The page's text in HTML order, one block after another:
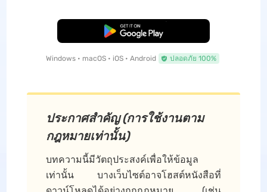
ดาวน์โหลดฟรี
Windows • macOS • iOS • Android ปลอดภัย 100%
ประกาศสําคัญ (การใช้งานตาม
กฎหมายเท่านั้น)
บทความนี้มีวัตถุประสงค์เพื่อให้ข้อมูล
เท่านั้น บางเว็บไซต์อาจโฮสต์หนังสือที่